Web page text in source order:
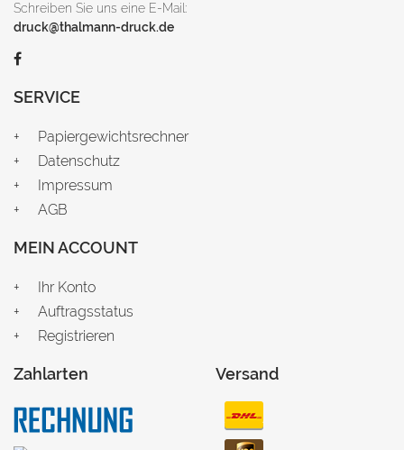
Schreiben Sie uns eine E-Mail:
druck@thalmann-druck.de
SERVICE
Papiergewichtsrechner
Datenschutz
Impressum
AGB
MEIN ACCOUNT
Ihr Konto
Auftragsstatus
Registrieren
Zahlarten Versand